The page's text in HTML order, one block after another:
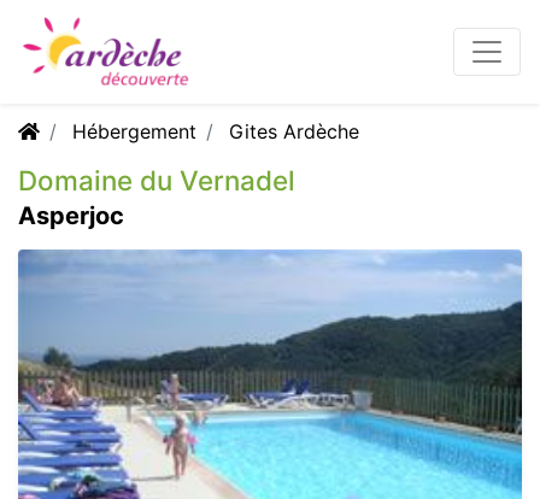
Hébergement Gites Ardèche
Domaine du Vernadel
Asperjoc